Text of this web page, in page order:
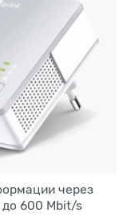
через
до 600 Mbit/s